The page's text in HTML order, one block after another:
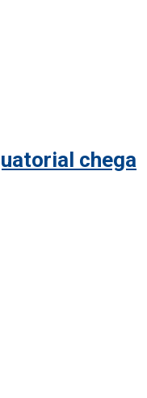
chega